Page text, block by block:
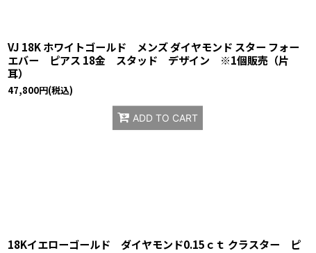
VJ 18K ホワイトゴールド メンズ ダイヤモンド スター フォー
エバー ピアス 18金 スタッド デザイン ※1個販売（片
耳）
47,800円(税込)
ADD TO CART
18Kイエローゴールド ダイヤモンド0.15ｃｔ クラスター ピ